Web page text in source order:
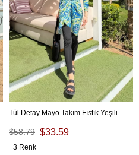
Tül Detay Mayo Takım Fıstık Yeşili
$33.59
$58.79
3